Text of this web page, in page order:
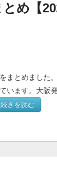
め【
まとめました
います。大阪
続きを読む